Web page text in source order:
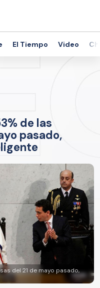
El Tiempo Video
de las
pasado,
del 21 de mayo pasado,